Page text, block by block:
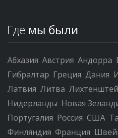
Где мы были
Абхазия Австрия Андорра
Гибралтар Греция Дания
Латвия Литва
Нидерланды Новая
Португалия Россия США
Финляндия Франция